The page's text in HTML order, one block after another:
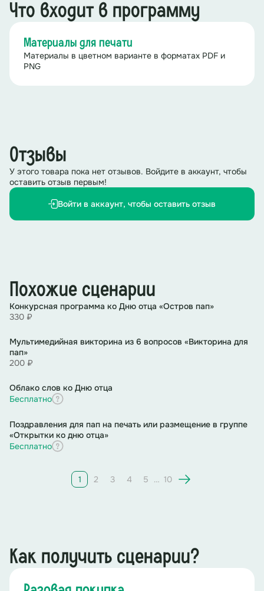
Что входит в программу
Материалы для печати
Материалы в цветном варианте в форматах PDF и
PNG
Отзывы
У этого товара пока нет отзывов. Войдите в аккаунт, чтобы
оставить отзыв первым!
Войти в аккаунт, чтобы оставить отзыв
Похожие сценарии
Конкурсная программа ко Дню отца «Остров пап»
330 ₽
Мультимедийная викторина из 6 вопросов «Викторина для
пап»
200 ₽
Облако слов ко Дню отца
Бесплатно
Поздравления для пап на печать или размещение в группе
«Открытки ко дню отца»
Бесплатно
1 2 3 4 5 … 10
Как получить сценарии?